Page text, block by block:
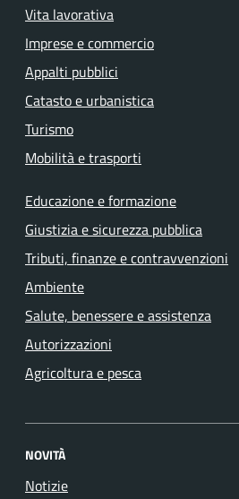
Vita lavorativa
Imprese e commercio
Appalti pubblici
Catasto e urbanistica
Turismo
Mobilità e trasporti
Educazione e formazione
Giustizia e sicurezza pubblica
Tributi, finanze e contravvenzioni
Ambiente
Salute, benessere e assistenza
Autorizzazioni
Agricoltura e pesca
NOVITÀ
Notizie